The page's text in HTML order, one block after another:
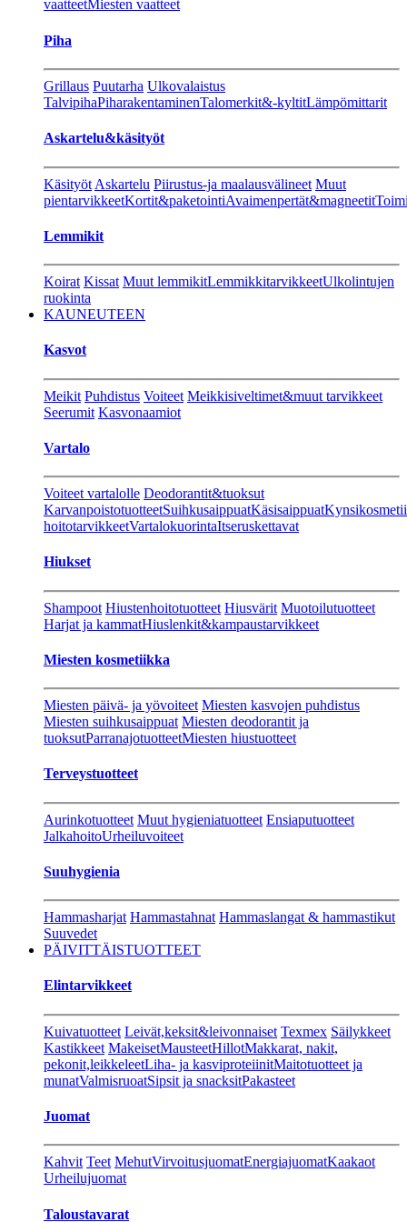
vaatteetMiesten vaatteet
Piha
Grillaus Puutarha Ulkovalaistus
TalvipihaPiharakentaminenTalomerkit&-kyltitLämpömittarit
Askartelu&käsityöt
Käsityöt Askartelu Piirustus-ja maalausvälineet Muut
pientarvikkeetKortit&paketointiAvaimenpertät&magneetit
Lemmikit
Koirat Kissat Muut lemmikitLemmikkitarvikkeetUlkolintujen
ruokinta
KAUNEUTEEN
Kasvot
Meikit Puhdistus Voiteet Meikkisiveltimet&muut tarvikkeet
Seerumit Kasvonaamiot
Vartalo
Voiteet vartalolle Deodorantit&tuoksut
KarvanpoistotuotteetSuihkusaippuatKäsisaippuat
hoitotarvikkeetVartalokuorintaItseruskettavat
Hiukset
Shampoot Hiustenhoitotuotteet Hiusvärit Muotoilutuotteet
Harjat ja kammatHiuslenkit&kampaustarvikkeet
Miesten kosmetiikka
Miesten päivä- ja yövoiteet Miesten kasvojen puhdistus
Miesten suihkusaippuat Miesten deodorantit ja
tuoksutParranajotuotteetMiesten hiustuotteet
Terveystuotteet
Aurinkotuotteet Muut hygieniatuotteet Ensiaputuotteet
JalkahoitoUrheiluvoiteet
Suuhygienia
Hammasharjat Hammastahnat Hammaslangat & hammastikut
Suuvedet
PÄIVITTÄISTUOTTEET
Elintarvikkeet
Kuivatuotteet Leivät,keksit&leivonnaiset Texmex Säilykkeet
Kastikkeet MakeisetMausteetHillotMakkarat, nakit,
pekonit,leikkeleetLiha- ja kasviproteiinitMaitotuotteet ja
munatValmisruoatSipsit ja snacksitPakasteet
Juomat
Kahvit Teet MehutVirvoitusjuomatEnergiajuomatKaakaot
Urheilujuomat
Taloustavarat